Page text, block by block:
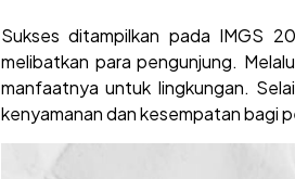
Sukses ditampilkan pada IMGS
melibatkan para pengunjung.
manfaatnya untuk lingkungan.
kenyamanan dan kesempatan bagi